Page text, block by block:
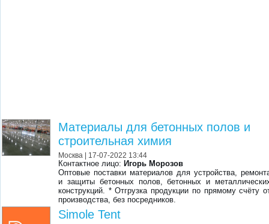
Материалы для бетонных полов и
строительная химия
Москва | 17-07-2022 13:44
Контактное лицо: Игорь Морозов
Оптовые поставки материалов для устройства,
и защиты бетонных полов, бетонных и
конструкций. * Отгрузка продукции по прямому счёту
производства, без посредников.
Simole Tent